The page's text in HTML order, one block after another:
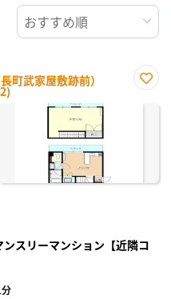
町武家屋敷跡前）
に入
ンスリーマンション【近隣コ